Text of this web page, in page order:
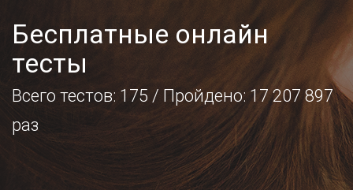
Бесплатные онлайн
тесты
Всего тестов: 175 / Пройдено: 17 207 897
раз